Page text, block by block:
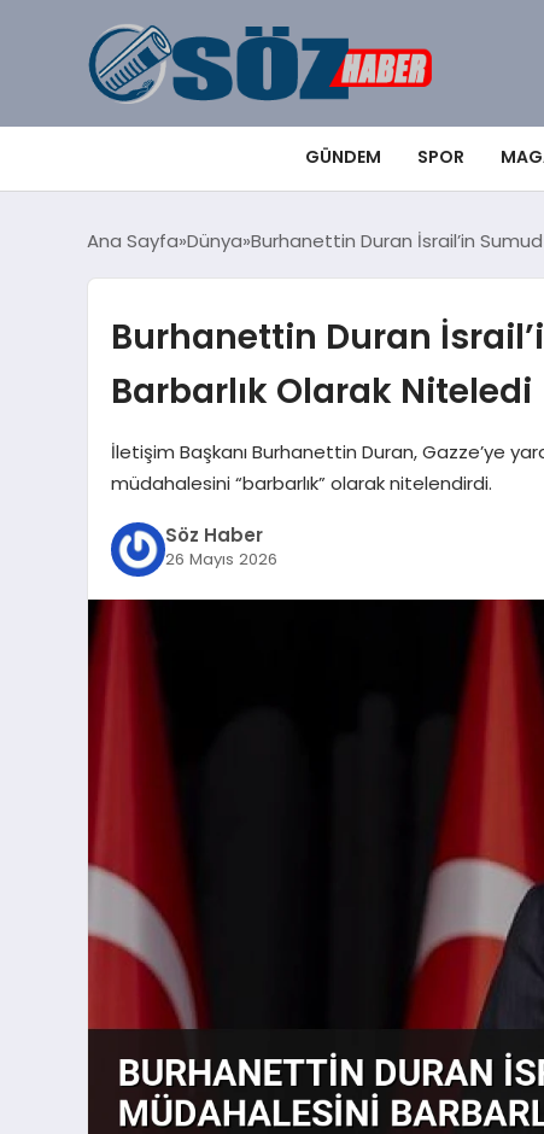
GÜNDEM SPOR
Ana Sayfa Dünya Burhanettin Duran İsrail’in
Burhanettin Duran
Barbarlık Olarak Niteledi
İletişim Başkanı Burhanettin Duran, Gazze’ye
müdahalesini “barbarlık” olarak nitelendirdi.
Söz Haber
26 Mayıs 2026